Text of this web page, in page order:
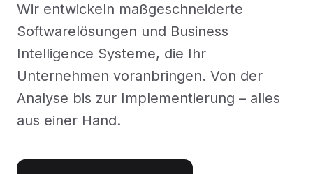
Wir entwickeln maßgeschneiderte
Softwarelösungen und Business
Intelligence Systeme, die Ihr
Unternehmen voranbringen. Von der
Analyse bis zur Implementierung – alles
aus einer Hand.